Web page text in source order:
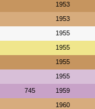
1953
1953
1955
1955
1955
1955
745 1959
1960